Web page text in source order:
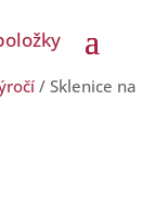
/ Sklenice na